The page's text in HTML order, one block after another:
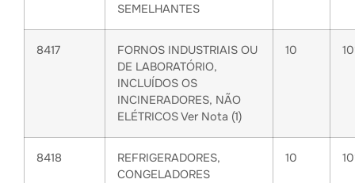
SEMELHANTES
8417
FORNOS INDUSTRIAIS OU
DE LABORATÓRIO,
INCLUÍDOS OS
INCINERADORES, NÃO
ELÉTRICOS Ver Nota (1)
10
8418
REFRIGERADORES,
CONGELADORES
10